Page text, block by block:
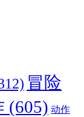
冒险
(605) 动作